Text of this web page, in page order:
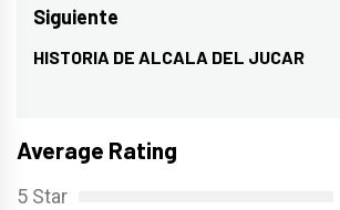
entradas
anterior:
Siguiente
Entrada
HISTORIA DE ALCALA DEL JUCAR
Average Rating
5 Star